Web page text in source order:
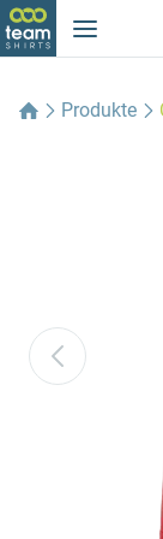
Produkte